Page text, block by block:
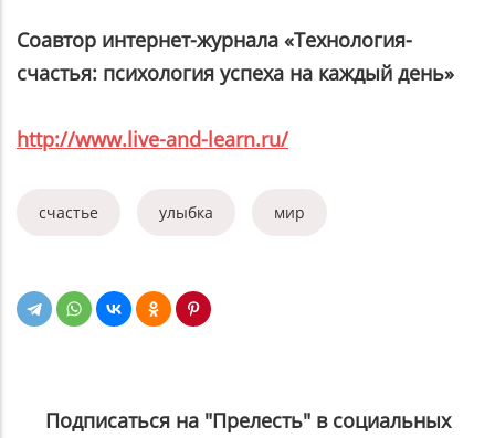
Соавтор интернет-журнала «Технология-
счастья: психология успеха на каждый день»
http://www.live-and-learn.ru/
счастье улыбка мир
Подписаться на "Прелесть" в социальных